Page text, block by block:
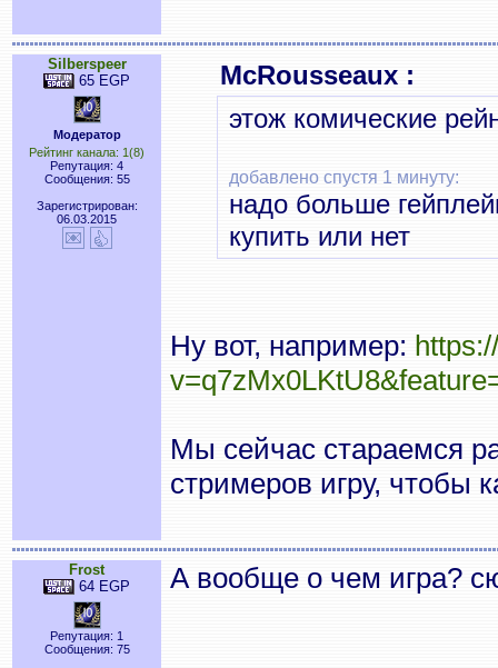
Silberspeer
65 EGP
Модератор
Рейтинг канала: 1(8)
Репутация: 4
Сообщения: 55
Зарегистрирован:
06.03.2015
McRousseaux :
этож комические
добавлено спустя 1 минуту:
надо больше
купить или нет
Ну вот, например:
Мы сейчас стараемся
стримеров игру, чтобы
Frost
64 EGP
Репутация: 1
Сообщения: 75
А вообще о чем игра?